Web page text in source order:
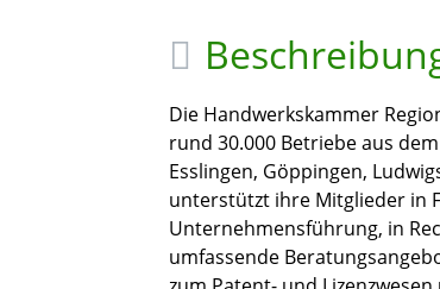
Die Handwerkskammer
rund 30.000 Betriebe aus
Esslingen, Göppingen,
unterstützt ihre Mitglieder in
Unternehmensführung, in
umfassende